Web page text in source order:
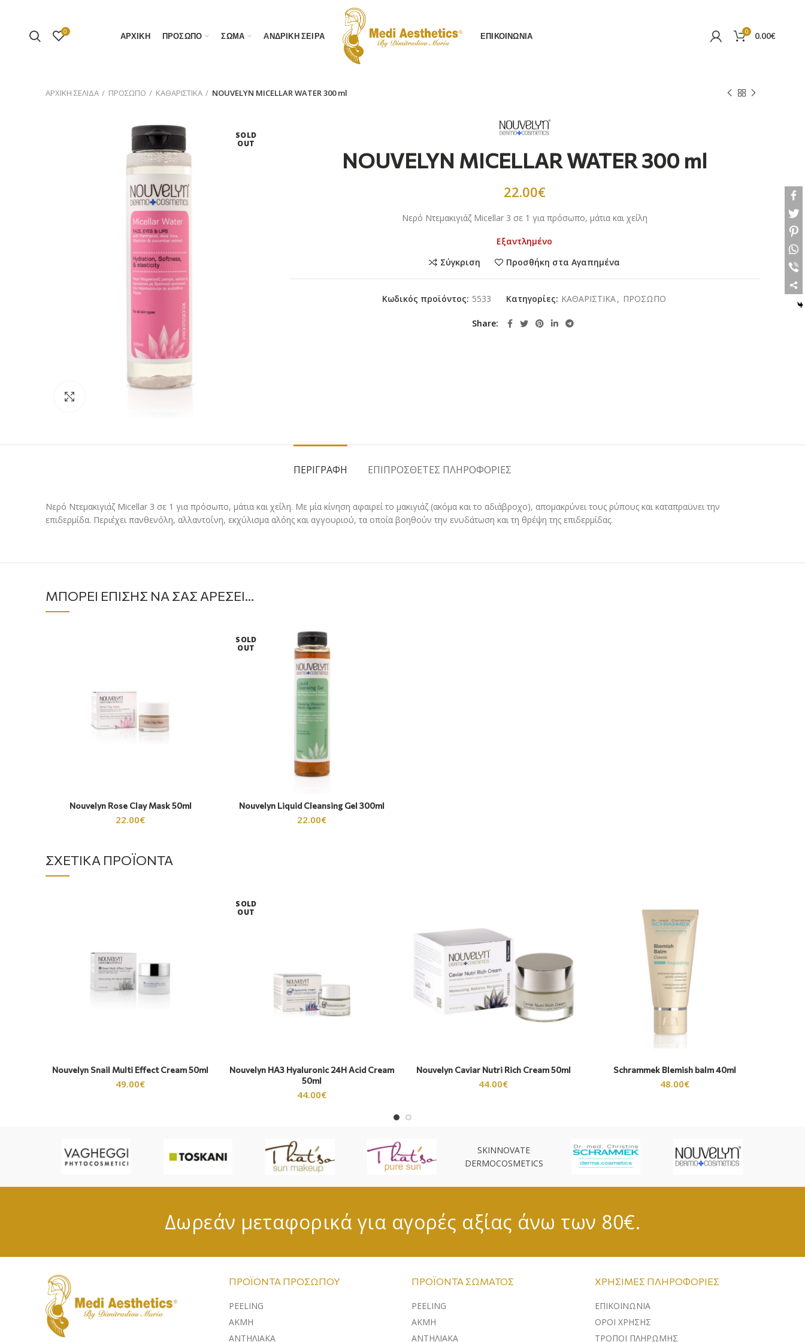
0 ΑΡΧΙΚΗ ΠΡΟΣΩΠΟ ΣΩΜΑ AΝΔΡΙΚΗ ΣΕΙΡΑ ΕΠΙΚΟΙΝΩΝΙΑ 0 0.00€
ΑΡΧΙΚΉ ΣΕΛΊΔΑ ΠΡΟΣΩΠΟ ΚΑΘΑΡΙΣΤΙΚΑ NOUVELYN MICELLAR WATER 300 ml
SOLD
OUT
NOUVELYN MICELLAR WATER 300 ml
22.00€
Νερό Ντεμακιγιάζ Micellar 3 σε 1 για πρόσωπο, μάτια και χείλη
Εξαντλημένο
Σύγκριση
Προσθήκη στα Αγαπημένα
Κωδικός προϊόντος: 5533 Κατηγορίες: ΚΑΘΑΡΙΣΤΙΚΑ, ΠΡΟΣΩΠΟ
Share
ΠΕΡΙΓΡΑΦΉ ΕΠΙΠΡΌΣΘΕΤΕΣ ΠΛΗΡΟΦΟΡΊΕΣ
Νερό Ντεμακιγιάζ Micellar 3 σε 1 για πρόσωπο, μάτια και χείλη. Με μία κίνηση αφαιρεί το μακιγιάζ (ακόμα και το αδιάβροχο), απομακρύνει τους ρύπους και καταπραϋνει την
επιδερμίδα. Περιέχει πανθενόλη, αλλαντοΐνη, εκχύλισμα αλόης και αγγουριού, τα οποία βοηθούν την ενυδάτωση και τη θρέψη της επιδερμίδας.
ΜΠΟΡΕΊ ΕΠΊΣΗΣ ΝΑ ΣΑΣ ΑΡΈΣΕΙ…
Nouvelyn Rose Clay Mask 50ml
22.00€
SOLD
OUT
Nouvelyn Liquid Cleansing Gel 300ml
22.00€
ΣΧΕΤΙΚΆ ΠΡΟΪΌΝΤΑ
Nouvelyn Snail Multi Effect Cream 50ml
49.00€
SOLD
OUT
Nouvelyn HA3 Hyaluronic 24Η Acid Cream
50ml
44.00€
Nouvelyn Caviar Nutri Rich Cream 50ml
44.00€
Schrammek Blemish balm 40ml
48.00€
SKINNOVATE
DERMOCOSMETICS
Δωρεάν μεταφορικά για αγορές αξίας άνω των 80€.
ΠΡΟΪΌΝΤΑ ΠΡΟΣΏΠΟΥ
PEELING
ΑΚΜΗ
ΑΝΤΗΛΙΑΚA
ΠΡΟΪΌΝΤΑ ΣΏΜΑΤΟΣ
PEELING
ΑΚΜΗ
ΑΝΤΗΛΙΑΚΑ
ΧΡΉΣΙΜΕΣ ΠΛΗΡΟΦΟΡΊΕΣ
ΕΠΙΚΟΙΝΩΝΊΑ
ΌΡΟΙ ΧΡΉΣΗΣ
ΤΡΌΠΟΙ ΠΛΗΡΩΜΉΣ